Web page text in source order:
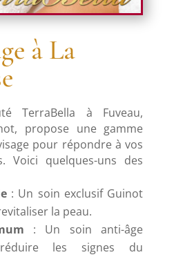
à La
TerraBella à Fuveau,
propose une gamme
pour répondre à vos
Voici quelques-uns des
: Un soin exclusif Guinot
la peau.
: Un soin anti-âge
les signes du